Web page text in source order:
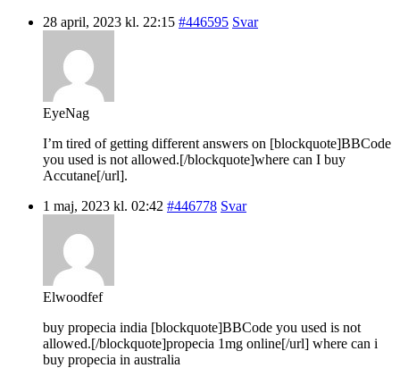
28 april, 2023 kl. 22:15 #446595 Svar
EyeNag
I’m tired of getting different answers on [blockquote]BBCode
you used is not allowed.[/blockquote]where can I buy
Accutane[/url].
1 maj, 2023 kl. 02:42 #446778 Svar
Elwoodfef
buy propecia india [blockquote]BBCode you used is not
allowed.[/blockquote]propecia 1mg online[/url] where can i
buy propecia in australia